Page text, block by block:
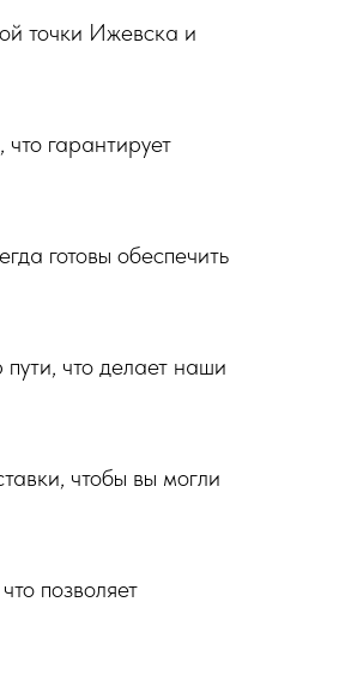
точки Ижевска и
гарантирует
готовы обеспечить
что делает наши
чтобы вы могли
позволяет